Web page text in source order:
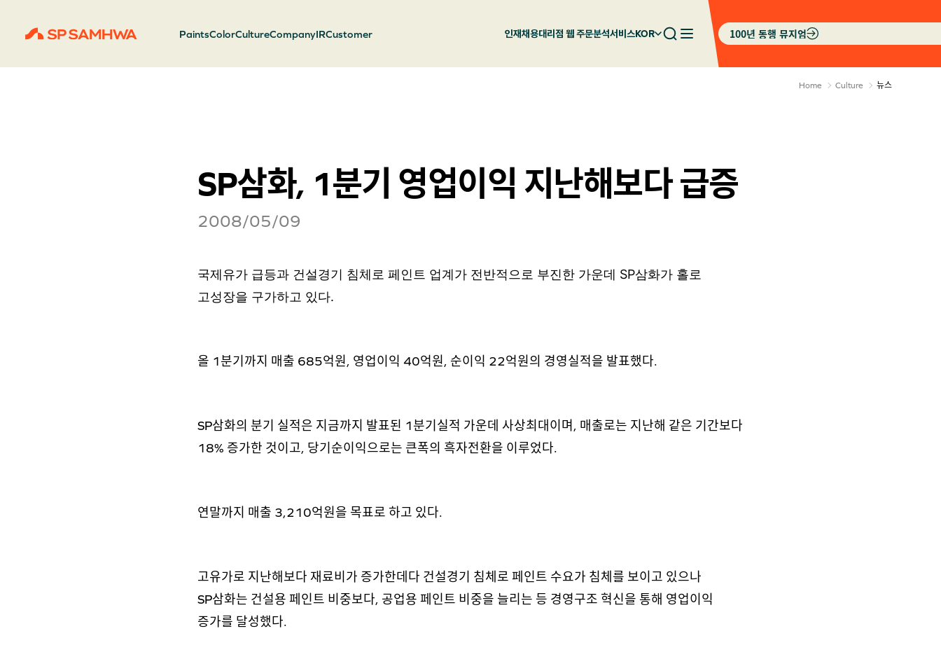
PaintsColorCultureCompanyIRCustomer 인재채용대리점 웹 주문분석서비스KOR 100년 동행 뮤지엄
Home Culture 뉴스
SP삼화, 1분기 영업이익 지난해보다 급증
2008/05/09
국제유가 급등과 건설경기 침체로 페인트 업계가 전반적으로 부진한 가운데 SP삼화가 홀로
고성장을 구가하고 있다.
올 1분기까지 매출 685억원, 영업이익 40억원, 순이익 22억원의 경영실적을 발표했다.
SP삼화의 분기 실적은 지금까지 발표된 1분기실적 가운데 사상최대이며, 매출로는 지난해 같은 기간보다
18% 증가한 것이고, 당기순이익으로는 큰폭의 흑자전환을 이루었다.
연말까지 매출 3,210억원을 목표로 하고 있다.
고유가로 지난해보다 재료비가 증가한데다 건설경기 침체로 페인트 수요가 침체를 보이고 있으나
SP삼화는 건설용 페인트 비중보다, 공업용 페인트 비중을 늘리는 등 경영구조 혁신을 통해 영업이익
증가를 달성했다.